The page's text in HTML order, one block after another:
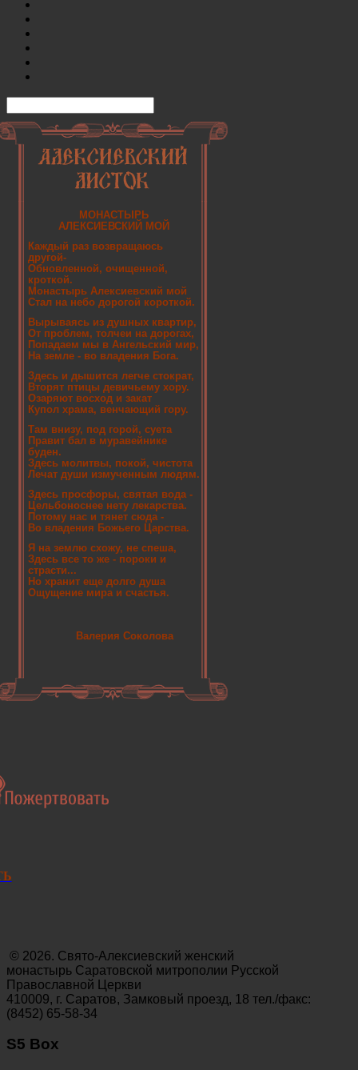
МОНАСТЫРЬ
АЛЕКСИЕВСКИЙ МОЙ
Каждый раз возвращаюсь
другой-
Обновленной, очищенной,
кроткой.
Монастырь Алексиевский мой
Стал на небо дорогой короткой.
Вырываясь из душных квартир,
От проблем, толчеи на дорогах,
Попадаем мы в Ангельский мир,
На земле - во владения Бога.
Здесь и дышится легче стократ,
Вторят птицы девичьему хору.
Озаряют восход и закат
Купол храма, венчающий гору.
Там внизу, под горой, суета
Правит бал в муравейнике
буден.
Здесь молитвы, покой, чистота
Лечат души измученным людям.
Здесь просфоры, святая вода -
Цельбоноснее нету лекарства.
Потому нас и тянет сюда -
Во владения Божьего Царства.
Я на землю схожу, не спеша,
Здесь все то же - пороки и
страсти...
Но хранит еще долго душа
Ощущение мира и счастья.
Валерия Соколова
© 2026. Свято-Алексиевский женский
монастырь Саратовской митрополии Русской
Православной Церкви
410009, г. Саратов, Замковый проезд, 18 тел./факс:
(8452) 65-58-34
S5 Box